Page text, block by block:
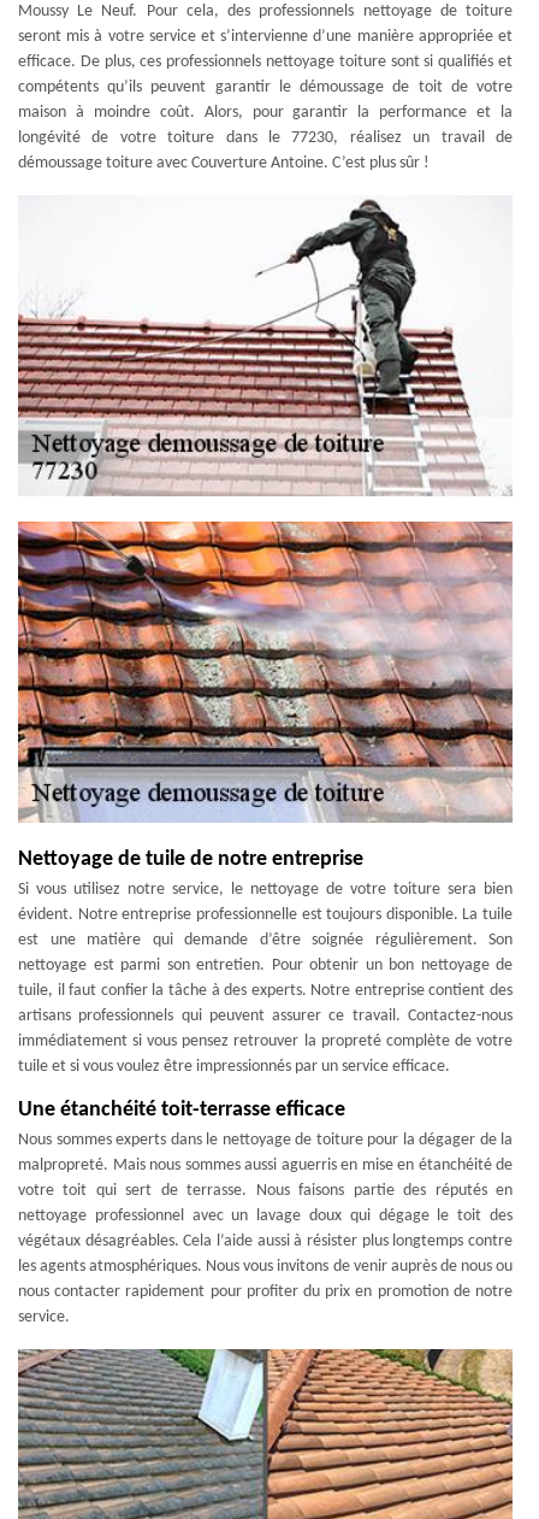
Moussy Le Neuf. Pour cela, des professionnels nettoyage de toiture
seront mis à votre service et s’intervienne d’une manière appropriée et
efficace. De plus, ces professionnels nettoyage toiture sont si qualifiés et
compétents qu’ils peuvent garantir le démoussage de toit de votre
maison à moindre coût. Alors, pour garantir la performance et la
longévité de votre toiture dans le 77230, réalisez un travail de
démoussage toiture avec Couverture Antoine. C’est plus sûr !
Nettoyage de tuile de notre entreprise
Si vous utilisez notre service, le nettoyage de votre toiture sera bien
évident. Notre entreprise professionnelle est toujours disponible. La tuile
est une matière qui demande d’être soignée régulièrement. Son
nettoyage est parmi son entretien. Pour obtenir un bon nettoyage de
tuile, il faut confier la tâche à des experts. Notre entreprise contient des
artisans professionnels qui peuvent assurer ce travail. Contactez-nous
immédiatement si vous pensez retrouver la propreté complète de votre
tuile et si vous voulez être impressionnés par un service efficace.
Une étanchéité toit-terrasse efficace
Nous sommes experts dans le nettoyage de toiture pour la dégager de la
malpropreté. Mais nous sommes aussi aguerris en mise en étanchéité de
votre toit qui sert de terrasse. Nous faisons partie des réputés en
nettoyage professionnel avec un lavage doux qui dégage le toit des
végétaux désagréables. Cela l’aide aussi à résister plus longtemps contre
les agents atmosphériques. Nous vous invitons de venir auprès de nous ou
nous contacter rapidement pour profiter du prix en promotion de notre
service.